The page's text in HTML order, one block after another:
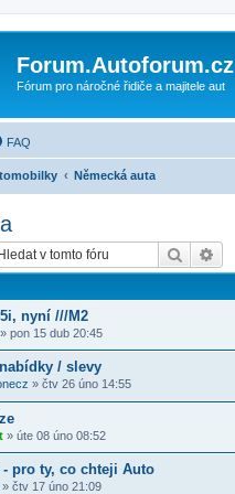
Forum.Autoforum.cz
Fórum pro náročné řidiče a majitele aut
FAQ
Německá auta
Hledat
nyní ///M2
» pon 15 dub 20:45
/ slevy
» čtv 26 úno 14:55
» úte 08 úno 08:52
pro ty, co chteji Auto
» čtv 17 úno 21:09